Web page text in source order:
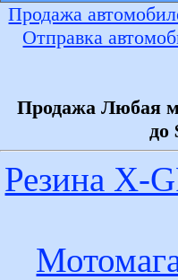
Продажа
Отправка
Продажа Любая
до
Резина X-